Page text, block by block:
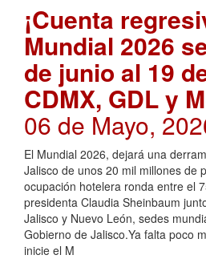
¡Cuenta
Mundial 2026
de junio al 19
CDMX, GDL y
06 de Mayo,
El Mundial 2026, dejará una
Jalisco de unos 20 mil millones de
ocupación hotelera ronda entre el
presidenta Claudia Sheinbaum
Jalisco y Nuevo León, sedes
Gobierno de Jalisco.Ya falta poco
inicie el M